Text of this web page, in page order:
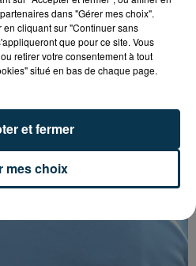
QUI DÉBARQUE
L'ASSE DANS...
dans "Gérer mes choix".
cliquant sur "Continuer sans
que pour ce site. Vous
retirer votre consentement à tout
situé en bas de chaque page.
mes choix
et fermer